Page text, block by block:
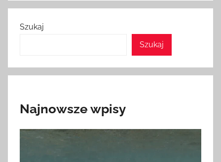
Szukaj
Szukaj
Najnowsze wpisy